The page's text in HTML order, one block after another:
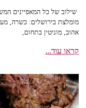
שילוב של כל המאפיינים
מומלצת בירושלים: כשרה,
אהוב, מוניטין בתחום,
קראו עוד...